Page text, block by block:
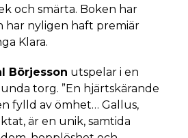
och smärta. Boken har
har nyligen haft premiär
Klara.
Börjesson utspelar i en
torg. ”En hjärtskärande
fylld av ömhet… Gallus,
är en unik, samtida